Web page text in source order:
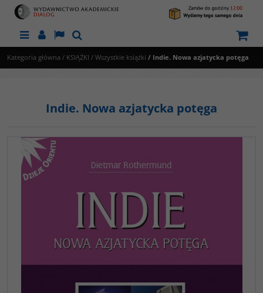
MenuPanelLangSzukaj
Kategoria główna / KSIĄŻKI / Wszystkie książki / Indie. Nowa azjatycka potęga
Indie. Nowa azjatycka potęga